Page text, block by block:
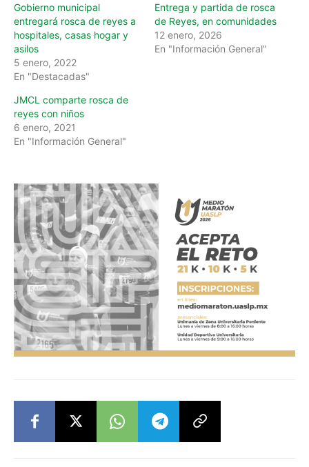
Gobierno municipal
entregará rosca de reyes a
hospitales, casas hogar y
asilos
5 enero, 2022
En "Destacadas"
Entrega y partida de rosca
de Reyes, en comunidades
12 enero, 2026
En "Información General"
JMCL comparte rosca de
reyes con niños
6 enero, 2021
En "Información General"